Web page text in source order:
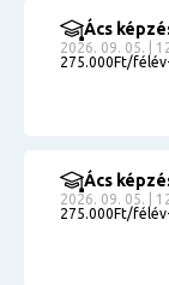
Ács
2026. 09. 05. |
275.000Ft/
Ács
2026. 09. 05. |
275.000Ft/